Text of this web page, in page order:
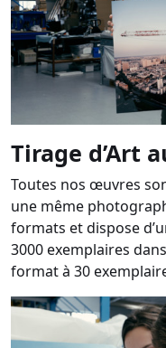
Tirage d’Art
Toutes nos œuvres
une même
formats et dispose
3000 exemplaires
format à 30